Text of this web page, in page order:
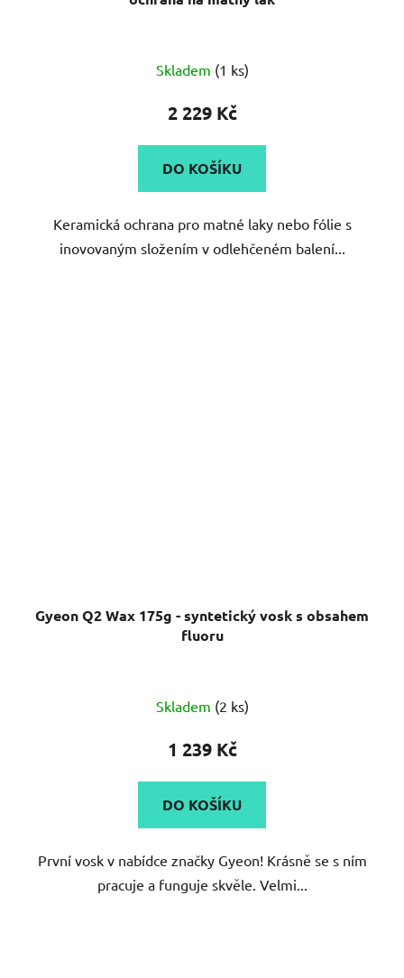
hodnocení
je
5,0
z
5
hvězdiček.
(1 ks)
2 229 Kč
DO KOŠÍKU
inovovaným složením v odlehčeném balení...
Gyeon Q2 Wax 175g - syntetický vosk s obsahem
fluoru
hodnocení
je
5,0
z
5
hvězdiček.
(2 ks)
1 239 Kč
DO KOŠÍKU
První vosk v nabídce značky Gyeon! Krásně se s ním
pracuje a funguje skvěle. Velmi...